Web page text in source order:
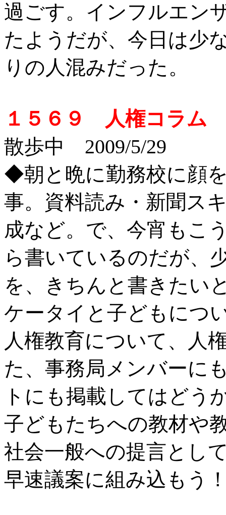
過ごす。インフルエン
たようだが、今日は少
りの人混みだった。
１５６９ 人権コラム
散歩中 2009/5/29
◆朝と晩に勤務校に顔
事。資料読み・新聞ス
成など。で、今宵もこ
ら書いているのだが、
を、きちんと書きたい
ケータイと子どもにつ
人権教育について、人
た、事務局メンバーに
トにも掲載してはどう
子どもたちへの教材や
社会一般への提言とし
早速議案に組み込もう